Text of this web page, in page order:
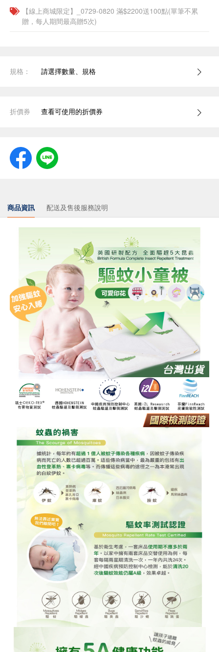
【線上商城限定】_0729-0820 滿$2200送100點(單筆不累
贈，每人期間最高贈5次)
規格： 請選擇數量、規格
折價券 查看可使用的折價券
商品資訊 配送及售後服務說明